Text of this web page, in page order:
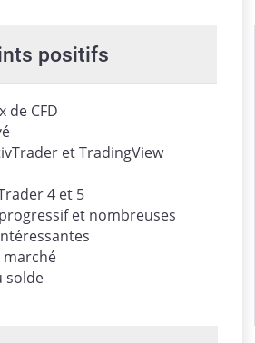
positifs
de CFD
et TradingView
4 et 5
et nombreuses
solde